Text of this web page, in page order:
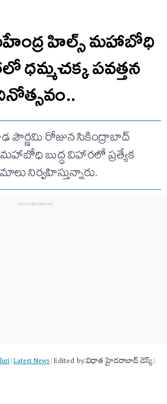
హిల్స్‌ మహాబోధి
ధమ్మచక్క పవత్తన
పౌర్ణమి రోజున సికింద్రాబాద్‌
బుద్ధ విహారలో ప్రత్యేక
నిర్వహిస్తున్నారు.
|Latest News|Edited by:విధాత హైదరాబాద్ డెస్క్|